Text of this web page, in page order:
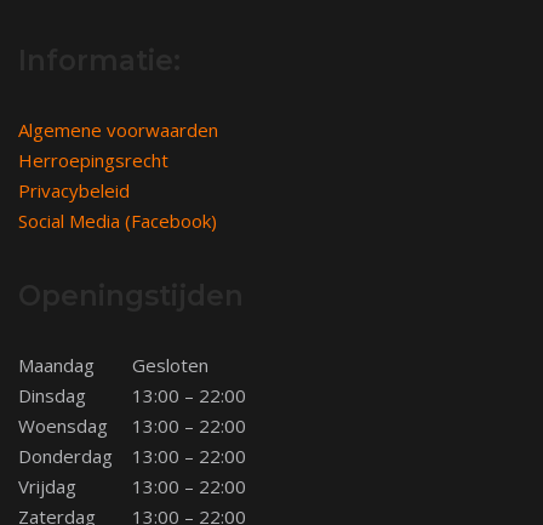
Algemene voorwaarden
Herroepingsrecht
Privacybeleid
Social Media (Facebook)
Maandag
Gesloten
Dinsdag
13:00 – 22:00
Woensdag
13:00 – 22:00
Donderdag
13:00 – 22:00
Vrijdag
13:00 – 22:00
Zaterdag
13:00 – 22:00